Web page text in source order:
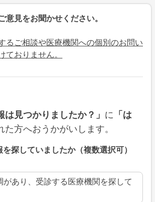
意見をお聞かせください。
るご相談や医療機関への個別のお問い
おりません。
は見つかりましたか？」 に 「は
た方へおうかがいします。
探していましたか（複数選択可）
があり、受診する医療機関を探して